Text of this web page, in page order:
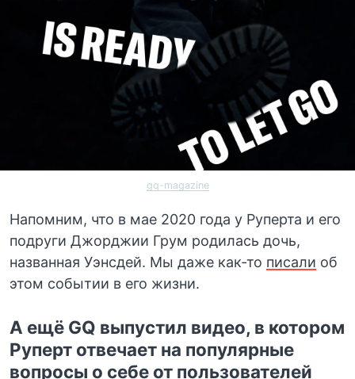
gq-magazine
Напомним, что в мае 2020 года у Руперта и его
подруги Джорджии Грум родилась дочь,
названная Уэнсдей. Мы даже как-то писали об
этом событии в его жизни.
А ещё GQ выпустил видео, в котором
Руперт отвечает на популярные
вопросы о себе от пользователей